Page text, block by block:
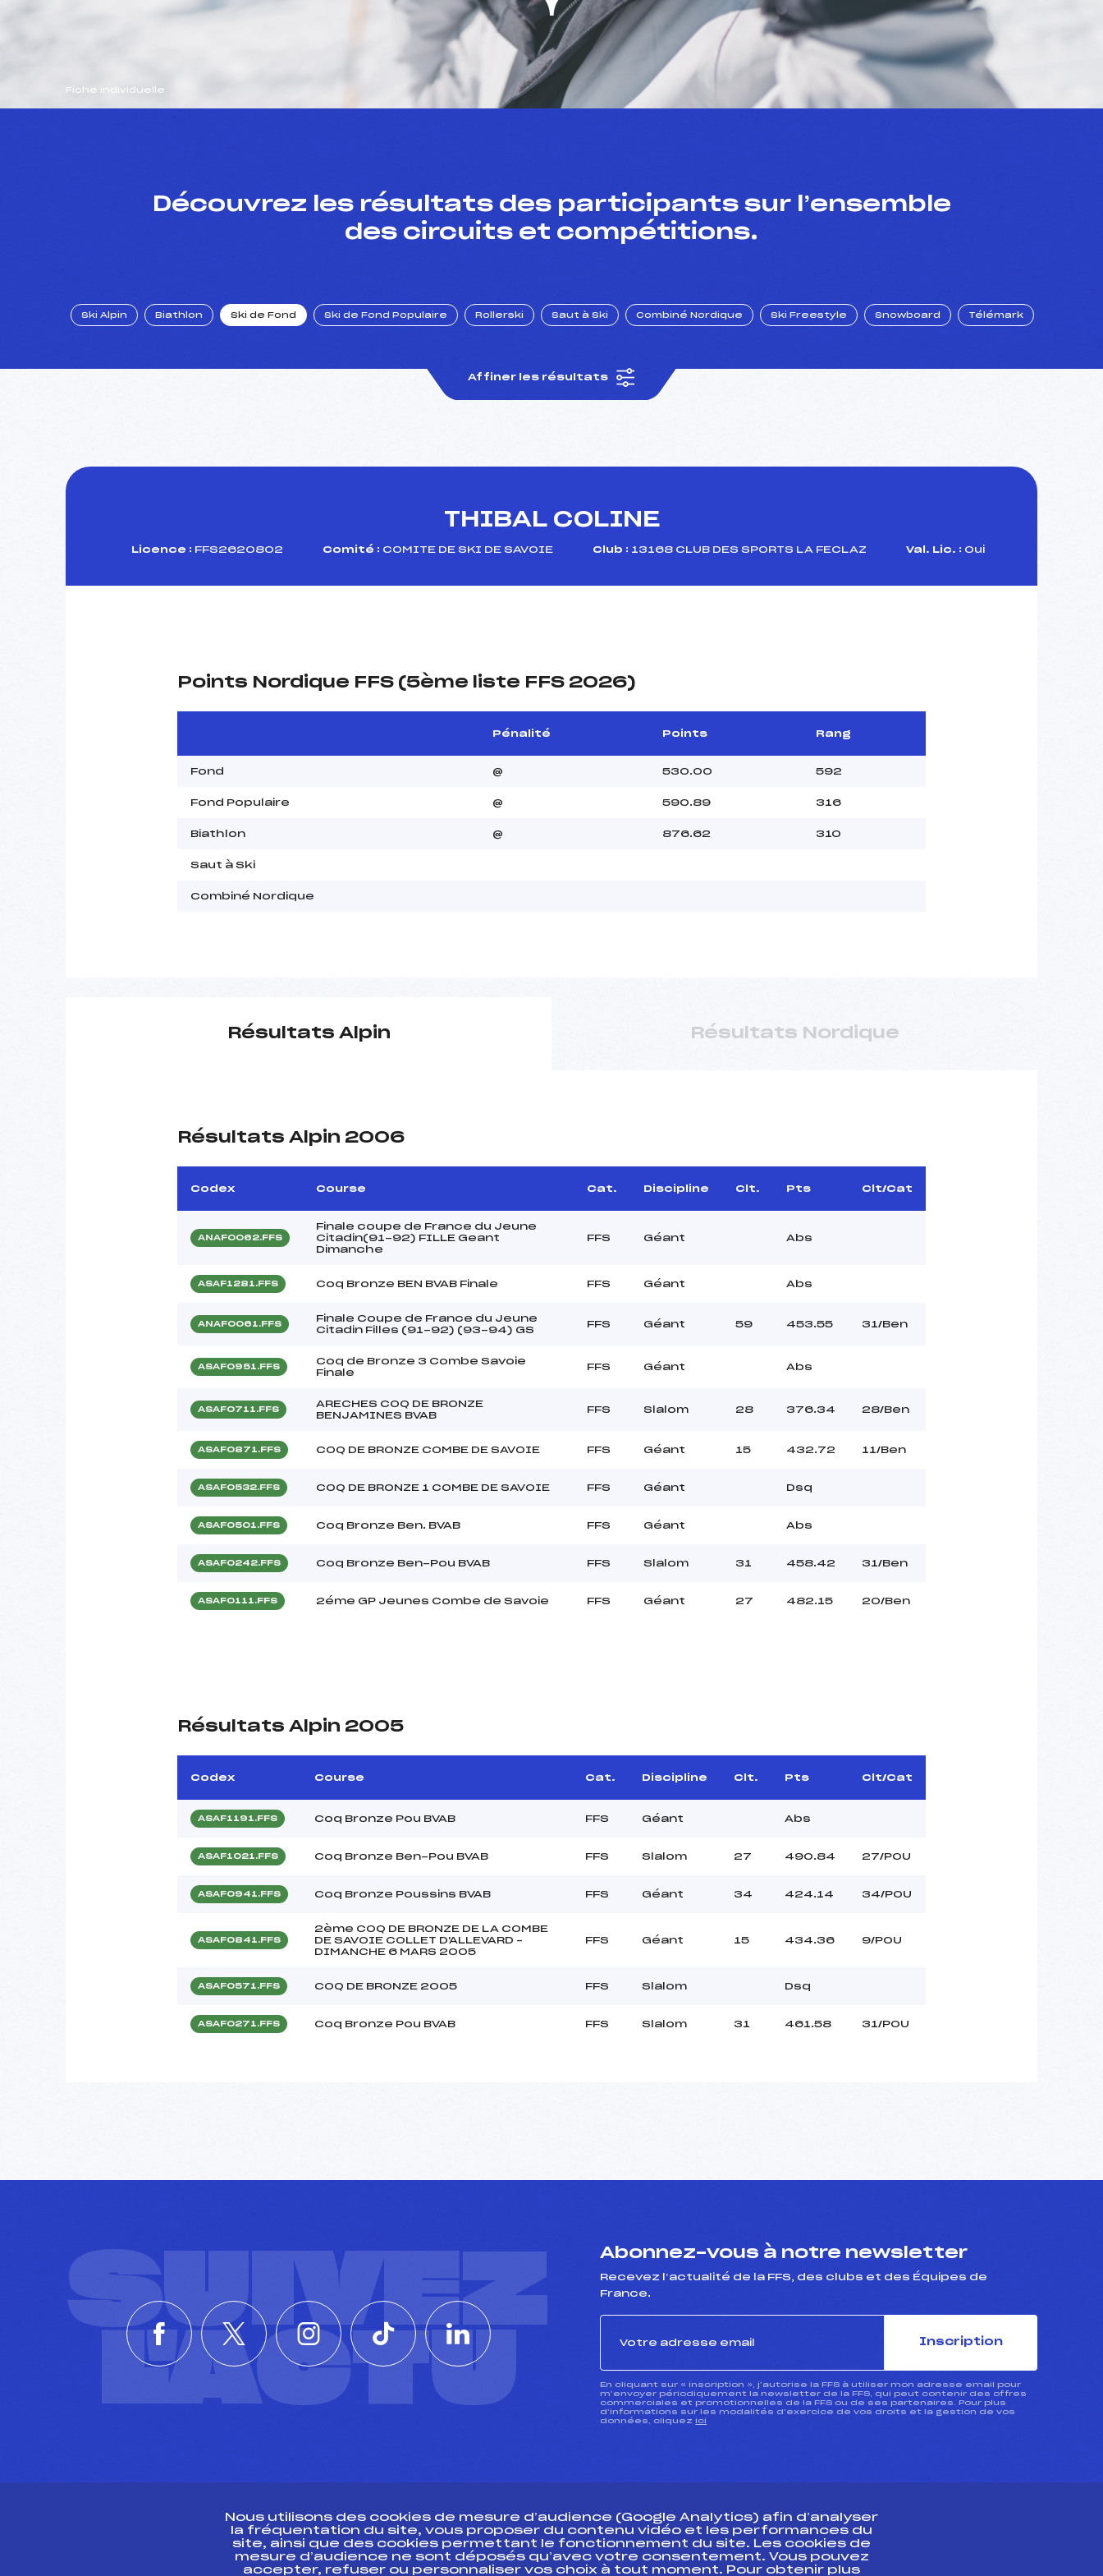
Fiche individuelle
Découvrez les résultats des participants sur l’ensemble
des circuits et compétitions.
Ski Alpin Biathlon Ski de Fond Ski de Fond Populaire Rollerski Saut à Ski Combiné Nordique Ski Freestyle Snowboard Télémark
Affiner les résultats
THIBAL COLINE
Licence : FFS2620802 Comité : COMITE DE SKI DE SAVOIE Club : 13168 CLUB DES SPORTS LA FECLAZ Val. Lic. : Oui
Points Nordique FFS (5ème liste FFS 2026)
Pénalité Points Rang
Fond @ 530.00 592
Fond Populaire @ 590.89 316
Biathlon @ 876.62 310
Saut à Ski
Combiné Nordique
Résultats Alpin Résultats Nordique
Résultats Alpin 2006
Codex Course Cat. Discipline Clt. Pts Clt/Cat
ANAF0062.FFS
Finale coupe de France du Jeune
Citadin(91-92) FILLE Geant
Dimanche
FFS Géant Abs
ASAF1281.FFS Coq Bronze BEN BVAB Finale FFS Géant Abs
ANAF0061.FFS
Finale Coupe de France du Jeune
Citadin Filles (91-92) (93-94) GS
FFS Géant 59 453.55 31/Ben
ASAF0951.FFS
Coq de Bronze 3 Combe Savoie
Finale
FFS Géant Abs
ASAF0711.FFS
ARECHES COQ DE BRONZE
BENJAMINES BVAB
FFS Slalom 28 376.34 28/Ben
ASAF0871.FFS COQ DE BRONZE COMBE DE SAVOIE FFS Géant 15 432.72 11/Ben
ASAF0532.FFS COQ DE BRONZE 1 COMBE DE SAVOIE FFS Géant Dsq
ASAF0501.FFS Coq Bronze Ben. BVAB FFS Géant Abs
ASAF0242.FFS Coq Bronze Ben-Pou BVAB FFS Slalom 31 458.42 31/Ben
ASAF0111.FFS 2éme GP Jeunes Combe de Savoie FFS Géant 27 482.15 20/Ben
Résultats Alpin 2005
Codex Course Cat. Discipline Clt. Pts Clt/Cat
ASAF1191.FFS Coq Bronze Pou BVAB FFS Géant Abs
ASAF1021.FFS Coq Bronze Ben-Pou BVAB FFS Slalom 27 490.84 27/POU
ASAF0941.FFS Coq Bronze Poussins BVAB FFS Géant 34 424.14 34/POU
ASAF0841.FFS
2ème COQ DE BRONZE DE LA COMBE
DE SAVOIE COLLET D'ALLEVARD –
DIMANCHE 6 MARS 2005
FFS Géant 15 434.36 9/POU
ASAF0571.FFS COQ DE BRONZE 2005 FFS Slalom Dsq
ASAF0271.FFS Coq Bronze Pou BVAB FFS Slalom 31 461.58 31/POU
SUIVEZ
L'ACTU
Abonnez-vous à notre newsletter
Recevez l’actualité de la FFS, des clubs et des Équipes de
France.
Inscription
En cliquant sur « inscription », j’autorise la FFS à utiliser mon adresse email pour
m’envoyer périodiquement la newsletter de la FFS, qui peut contenir des offres
commerciales et promotionnelles de la FFS ou de ses partenaires. Pour plus
d’informations sur les modalités d’exercice de vos droits et la gestion de vos
données, cliquez ici
Ressources
Pass’Neige Pôle vie de l’athlète
Nous utilisons des cookies de mesure d’audience (Google Analytics) afin d’analyser
la fréquentation du site, vous proposer du contenu vidéo et les performances du
site, ainsi que des cookies permettant le fonctionnement du site. Les cookies de
mesure d’audience ne sont déposés qu’avec votre consentement. Vous pouvez
accepter, refuser ou personnaliser vos choix à tout moment. Pour obtenir plus